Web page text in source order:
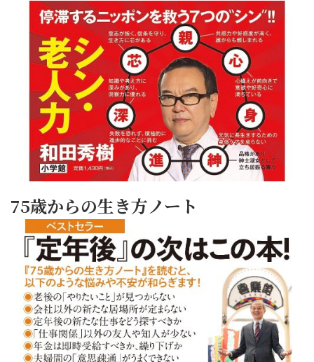
75歳からの生き方ノート